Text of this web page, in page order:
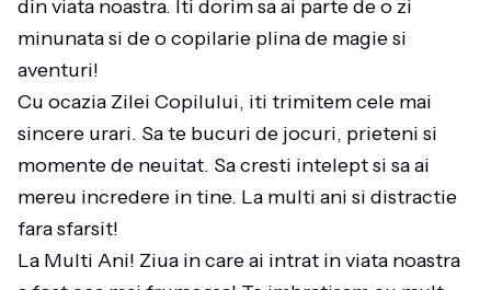
din viata noastra. Iti dorim sa ai parte de o zi
minunata si de o copilarie plina de magie si
aventuri!
Cu ocazia Zilei Copilului, iti trimitem cele mai
sincere urari. Sa te bucuri de jocuri, prieteni si
momente de neuitat. Sa cresti intelept si sa ai
mereu incredere in tine. La multi ani si distractie
fara sfarsit!
La Multi Ani! Ziua in care ai intrat in viata noastra